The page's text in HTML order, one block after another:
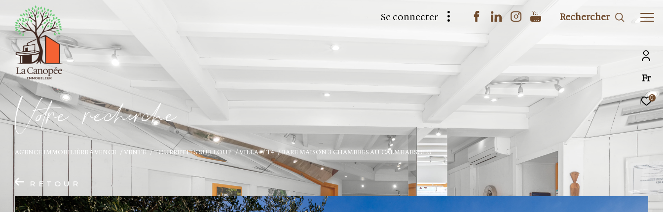
Fr
0
Se connecter Rechercher
Vore recece
AGENCE IMMOBILIÈRE À VENCE VENTE TOURRETTES SUR LOUP VILLA T4 RARE MAISON 3 CHAMBRES AU CALME ABSOLU
RETOUR